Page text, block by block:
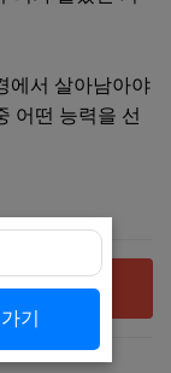
에서 살아남아야
어떤 능력을 선
공유
기